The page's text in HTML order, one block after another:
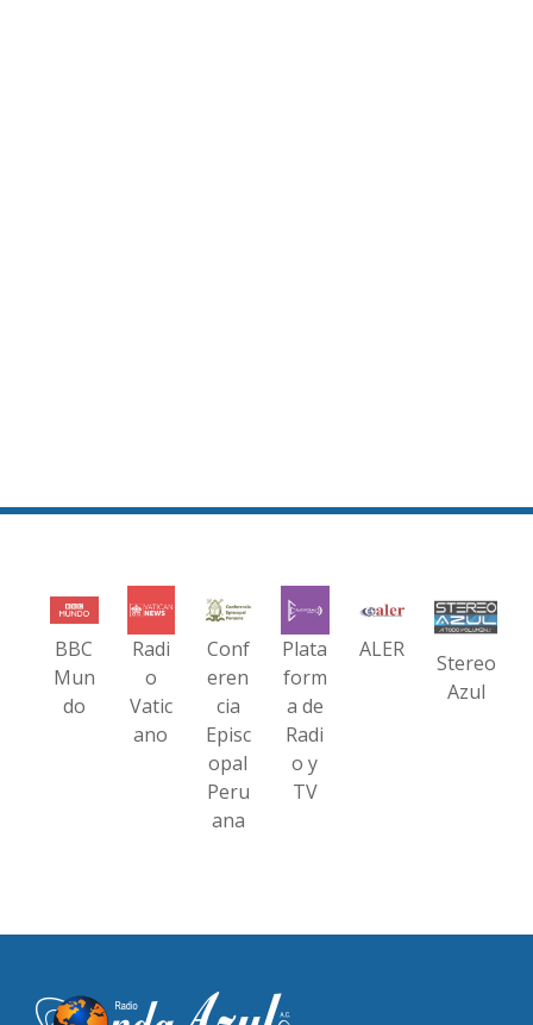
BBC
Mun
do
Radi
o
Vatic
ano
Conf
eren
cia
Episc
opal
Peru
ana
Plata
form
a de
Radi
o y
TV
ALER
Stereo
Azul